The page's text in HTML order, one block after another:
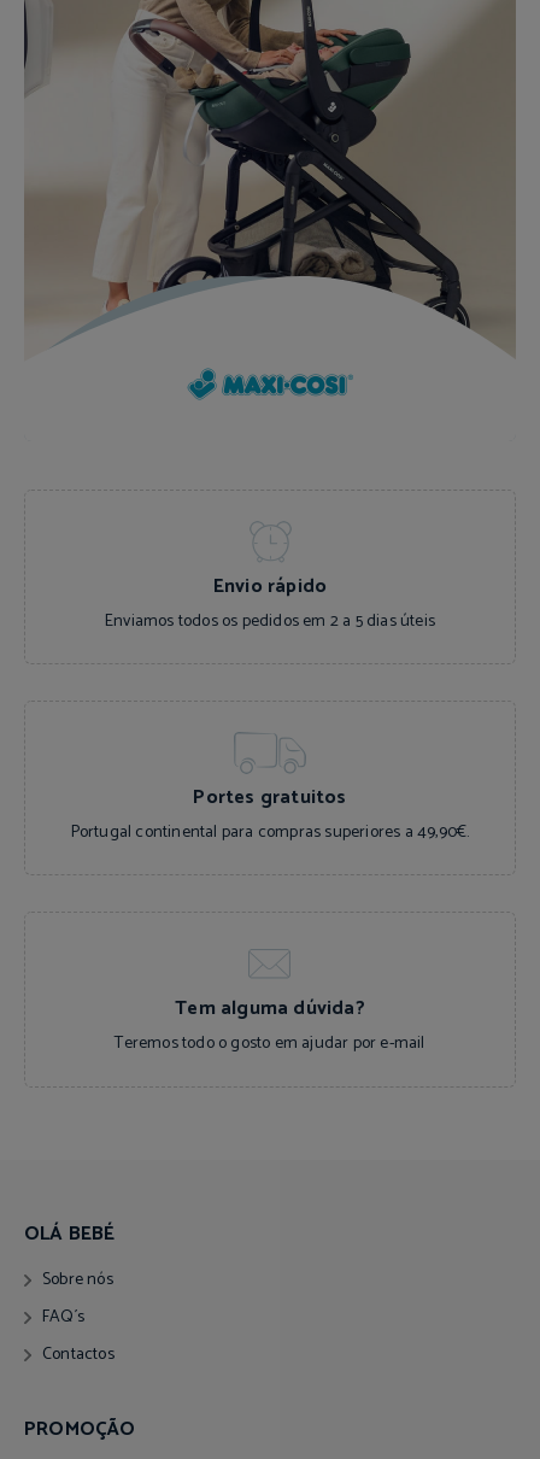
Envio rápido
Enviamos todos os pedidos em 2 a 5 dias úteis
Portes gratuitos
Portugal continental para compras superiores a 49,90€.
Tem alguma dúvida?
Teremos todo o gosto em ajudar pore-mail
OLÁ BEBÉ
Sobre nós
FAQ´s
Contactos
PROMOÇÃO